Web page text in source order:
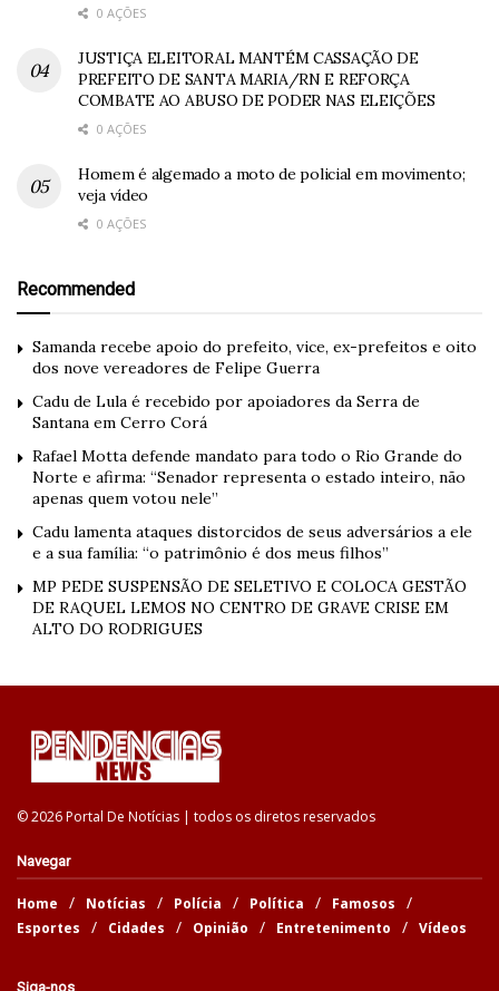
0 AÇÕES
JUSTIÇA ELEITORAL MANTÉM CASSAÇÃO DE
PREFEITO DE SANTA MARIA/RN E REFORÇA
COMBATE AO ABUSO DE PODER NAS ELEIÇÕES
0 AÇÕES
Homem é algemado a moto de policial em movimento;
veja vídeo
0 AÇÕES
Recommended
Samanda recebe apoio do prefeito, vice, ex-prefeitos e oito
dos nove vereadores de Felipe Guerra
Cadu de Lula é recebido por apoiadores da Serra de
Santana em Cerro Corá
Rafael Motta defende mandato para todo o Rio Grande do
Norte e afirma: “Senador representa o estado inteiro, não
apenas quem votou nele”
Cadu lamenta ataques distorcidos de seus adversários a ele
e a sua família: “o patrimônio é dos meus filhos”
MP PEDE SUSPENSÃO DE SELETIVO E COLOCA GESTÃO
DE RAQUEL LEMOS NO CENTRO DE GRAVE CRISE EM
ALTO DO RODRIGUES
© 2026 Portal De Notícias | todos os diretos reservados
Navegar
Home Notícias Polícia Política
Famosos
Esportes
Cidades Opinião Entretenimento Vídeos
Siga-nos